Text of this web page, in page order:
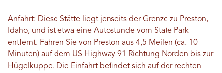
Anfahrt: Diese Stätte liegt jenseits der Grenze zu Preston,
Idaho, und ist etwa eine Autostunde vom State Park
entfernt. Fahren Sie von Preston aus 4,5 Meilen (ca. 10
Minuten) auf dem US Highway 91 Richtung Norden bis zur
Hügelkuppe. Die Einfahrt befindet sich auf der rechten